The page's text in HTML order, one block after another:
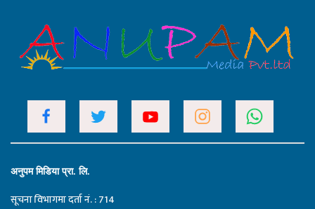
अनुपम मिडिया प्रा. लि.
सूचना विभागमा दर्ता नं. : 714